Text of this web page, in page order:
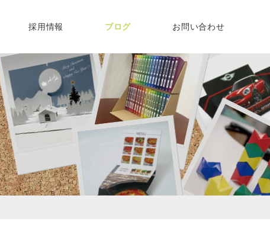
採用情報 ブログ お問い合わせ